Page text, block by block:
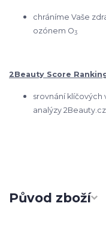
chráníme Vaše
ozónem O3
2Beauty Score
srovnání
analýzy 2Beauty.cz
Původ zboží